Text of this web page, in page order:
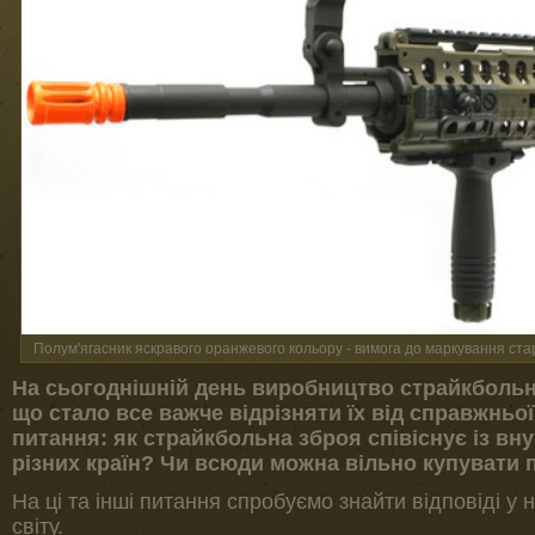
Полум'ягасник яскравого оранжевого кольору - вимога до маркування
На сьогоднішній день виробництво
що стало все важче відрізняти їх від
питання: як страйкбольна зброя співіснує із
різних країн? Чи всюди можна вільно купувати
На ці та інші питання спробуємо знайти відповіді у
світу.